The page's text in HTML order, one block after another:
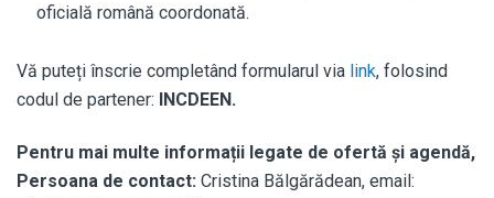
oficială română coordonată.
Vă puteți înscrie completând formularul via link, folosind
codul de partener: INCDEEN.
Pentru mai multe informații legate de ofertă și agendă,
Persoana de contact: Cristina Bălgărădean, email: